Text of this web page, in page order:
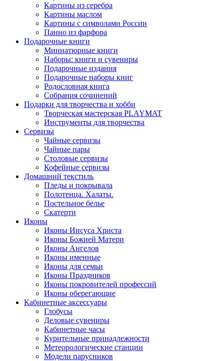
Картины из серебра
Картины маслом
Картины с символами России
Панно из фарфора
Подарочные книги
Миниатюрные книги
Наборы: книги и сувениры
Подарочные издания
Подарочные наборы книг
Родословная книга
Собрания сочинений
Подарки для творчества и хобби
Творческая мастерская PLAYMAT
Инструменты для творчества
Cервизы
Чайные сервизы
Чайные пары
Столовые сервизы
Кофейные сервизы
Домашний текстиль
Пледы и покрывала
Полотенца. Халаты.
Постельное белье
Скатерти
Иконы
Иконы Иисуса Христа
Иконы Божией Матери
Иконы Ангелов
Иконы именные
Иконы для семьи
Иконы Праздников
Иконы покровителей профессий
Иконы оберегающие
Кабинетные аксессуары
Глобусы
Деловые сувениры
Кабинетные часы
Курительные принадлежности
Метеорологические станции
Модели парусников